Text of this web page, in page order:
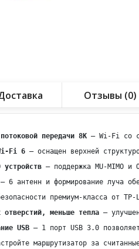
Отзывы (0)
передачи 8K — Wi-Fi со
Fi 6 — оснащен верхней
устройств — поддержка MU-MIMO и
— 6 антенн и формирование луча
премиум-класса от
отверстий, меньше тепла —
USB — 1 порт USB 3.0
маршрутизатор за